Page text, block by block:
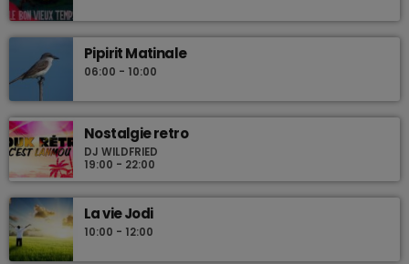
Pipirit Matinale
06:00 - 10:00
Nostalgie retro
DJ WILDFRIED
19:00 - 22:00
La vie Jodi
10:00 - 12:00